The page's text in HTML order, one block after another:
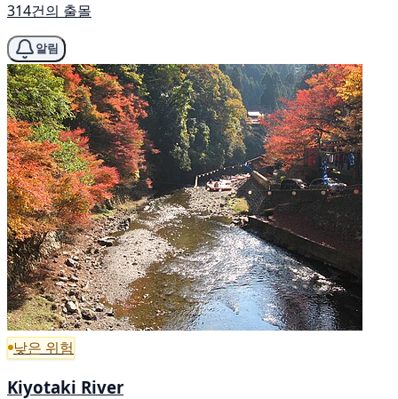
314건의 출몰
알림
낮은 위험
Kiyotaki River